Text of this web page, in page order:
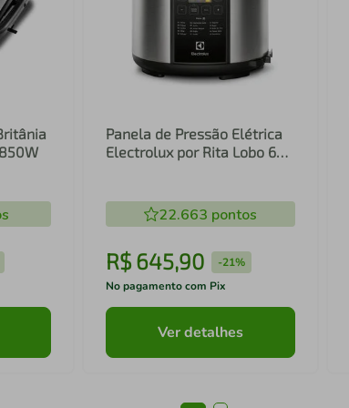
Panela de Pressão Elétrica
Electrolux por Rita Lobo 6L
22.663 pontos
R$645,90 -21%
No pagamento com Pix
Ver detalhes